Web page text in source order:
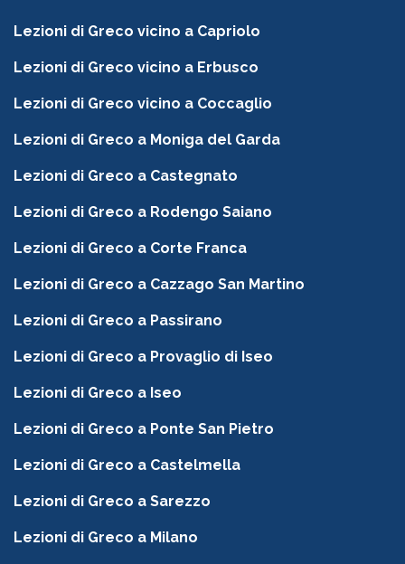
Lezioni di Greco vicino a Capriolo
Lezioni di Greco vicino a Erbusco
Lezioni di Greco vicino a Coccaglio
Lezioni di Greco a Moniga del Garda
Lezioni di Greco a Castegnato
Lezioni di Greco a Rodengo Saiano
Lezioni di Greco a Corte Franca
Lezioni di Greco a Cazzago San Martino
Lezioni di Greco a Passirano
Lezioni di Greco a Provaglio di Iseo
Lezioni di Greco a Iseo
Lezioni di Greco a Ponte San Pietro
Lezioni di Greco a Castelmella
Lezioni di Greco a Sarezzo
Lezioni di Greco a Milano